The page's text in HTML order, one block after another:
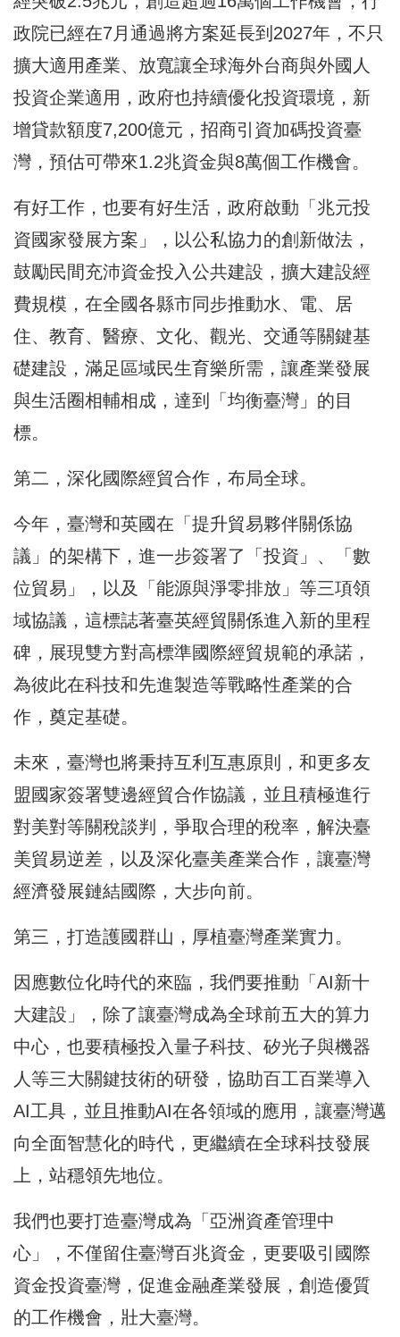
政院已經在7月通過將方案延長到2027年，不只
擴大適用產業、放寬讓全球海外台商與外國人
投資企業適用，政府也持續優化投資環境，新
增貸款額度7,200億元，招商引資加碼投資臺
灣，預估可帶來1.2兆資金與8萬個工作機會。
有好工作，也要有好生活，政府啟動「兆元投
資國家發展方案」，以公私協力的創新做法，
鼓勵民間充沛資金投入公共建設，擴大建設經
費規模，在全國各縣市同步推動水、電、居
住、教育、醫療、文化、觀光、交通等關鍵基
礎建設，滿足區域民生育樂所需，讓產業發展
與生活圈相輔相成，達到「均衡臺灣」的目
標。
第二，深化國際經貿合作，布局全球。
今年，臺灣和英國在「提升貿易夥伴關係協
議」的架構下，進一步簽署了「投資」、「數
位貿易」，以及「能源與淨零排放」等三項領
域協議，這標誌著臺英經貿關係進入新的里程
碑，展現雙方對高標準國際經貿規範的承諾，
為彼此在科技和先進製造等戰略性產業的合
作，奠定基礎。
未來，臺灣也將秉持互利互惠原則，和更多友
盟國家簽署雙邊經貿合作協議，並且積極進行
對美對等關稅談判，爭取合理的稅率，解決臺
美貿易逆差，以及深化臺美產業合作，讓臺灣
經濟發展鏈結國際，大步向前。
第三，打造護國群山，厚植臺灣產業實力。
因應數位化時代的來臨，我們要推動「AI新十
大建設」，除了讓臺灣成為全球前五大的算力
中心，也要積極投入量子科技、矽光子與機器
人等三大關鍵技術的研發，協助百工百業導入
AI工具，並且推動AI在各領域的應用，讓臺灣邁
向全面智慧化的時代，更繼續在全球科技發展
上，站穩領先地位。
我們也要打造臺灣成為「亞洲資產管理中
心」，不僅留住臺灣百兆資金，更要吸引國際
資金投資臺灣，促進金融產業發展，創造優質
的工作機會，壯大臺灣。